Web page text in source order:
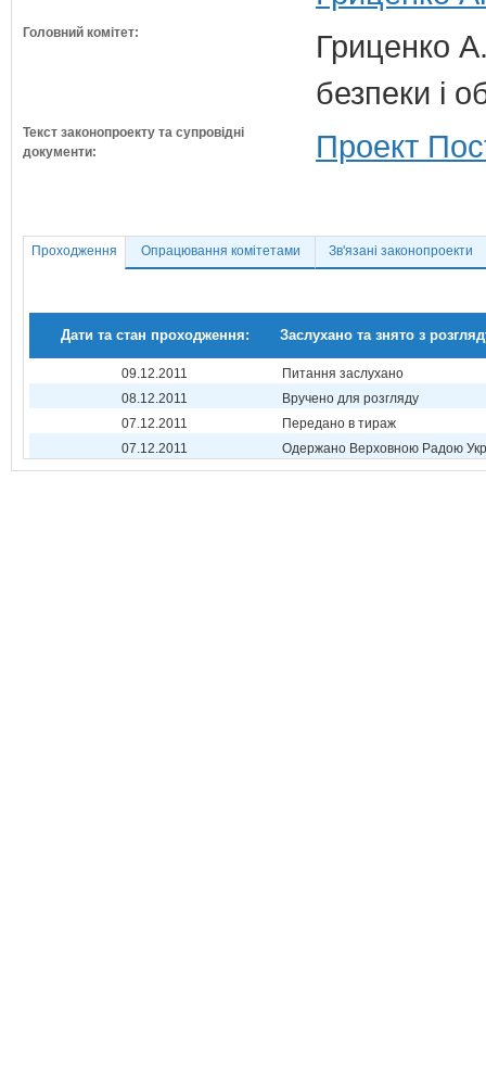
Головний комітет:
Гриценко
безпеки і
Текст законопроекту та супровідні
документи:
Проект
Проходження Опрацювання комітетами Зв'язані законопроекти
Дати та стан проходження: Заслухано та знято з
09.12.2011
Питання заслухано
08.12.2011
Вручено для розгляду
07.12.2011
Передано в тираж
07.12.2011
Одержано Верховною Радою